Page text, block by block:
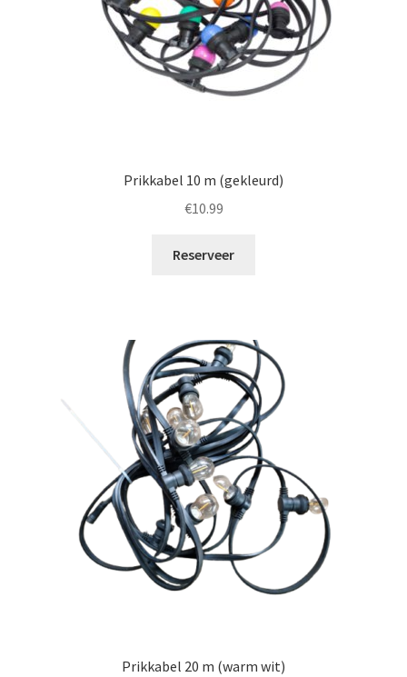
Prikkabel 10 m (gekleurd)
€10.99
Reserveer
Prikkabel 20 m (warm wit)